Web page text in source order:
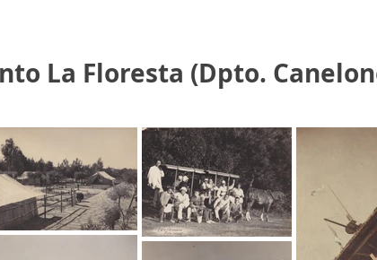
La Floresta (Dpto.